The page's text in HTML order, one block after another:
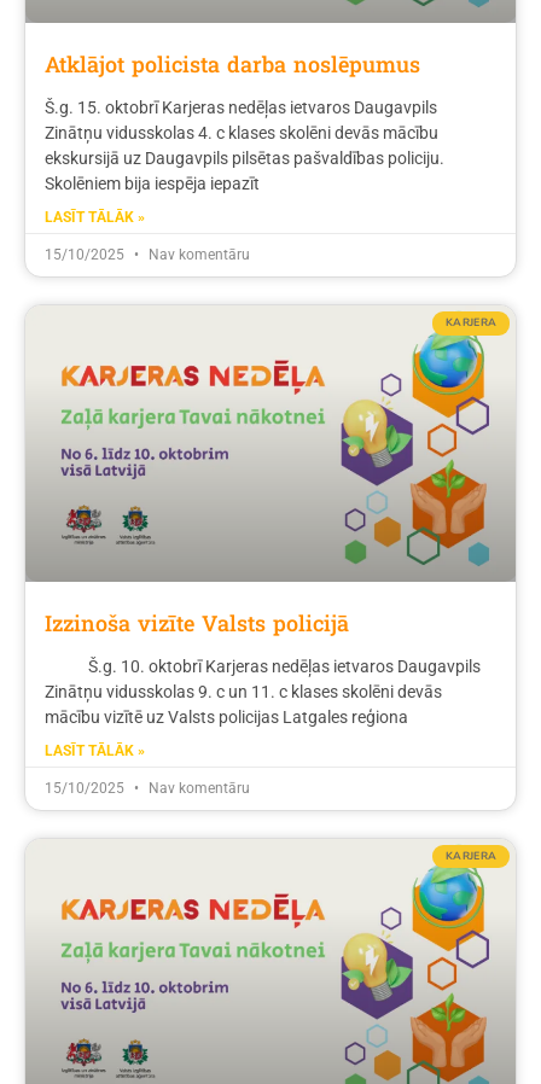
Atklājot policista darba noslēpumus
Š.g. 15. oktobrī Karjeras nedēļas ietvaros Daugavpils
Zinātņu vidusskolas 4. c klases skolēni devās mācību
ekskursijā uz Daugavpils pilsētas pašvaldības policiju.
Skolēniem bija iespēja iepazīt
LASĪT TĀLĀK »
15/10/2025 Nav komentāru
KARJERA
Izzinoša vizīte Valsts policijā
Š.g. 10. oktobrī Karjeras nedēļas ietvaros Daugavpils
Zinātņu vidusskolas 9. c un 11. c klases skolēni devās
mācību vizītē uz Valsts policijas Latgales reģiona
LASĪT TĀLĀK »
15/10/2025 Nav komentāru
KARJERA